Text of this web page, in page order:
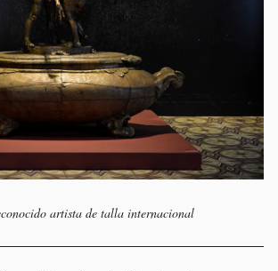
artista de talla internacional